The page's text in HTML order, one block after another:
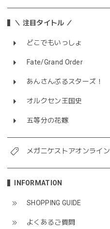
＼ 注目タイトル ／
どこでもいっしょ
Fate/Grand Order
あんさんぶるスターズ！
オルクセン王国史
五等分の花嫁
メガニケストアオンライン
INFORMATION
SHOPPING GUIDE
よくあるご質問